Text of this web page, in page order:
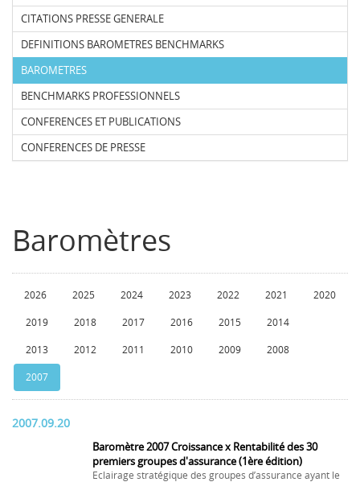
CITATIONS PRESSE GENERALE
DEFINITIONS BAROMETRES BENCHMARKS
BAROMETRES
BENCHMARKS PROFESSIONNELS
CONFERENCES ET PUBLICATIONS
CONFERENCES DE PRESSE
Baromètres
2026 2025 2024 2023 2022 2021 2020
2019 2018 2017 2016 2015 2014
2013 2012 2011 2010 2009 2008
2007
2007.09.20
Baromètre 2007 Croissance x Rentabilité des 30
premiers groupes d'assurance (1ère édition)
Eclairage stratégique des groupes d’assurance ayant le